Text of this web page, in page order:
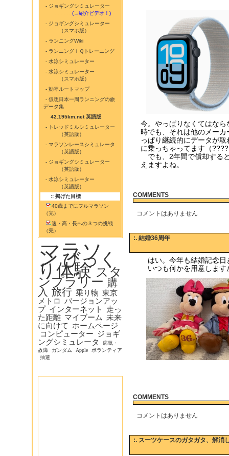
- ジョギングシミュレーター
(→紹介ビデオ！)
- ジョギングシミュレーター
（スマホ版）
- ランニングWiki
- ランニングＩＱトレーニング
- 水泳シミュレーター
- 水泳シミュレーター
（スマホ版）
- 効率ルートマップ
- 仮想日本一周ランニングの旅
データ集
42.195km.net 英語版
- トレッドミルシミュレーター
（英語版）
- マラソンレースシミュレータ
（英語版）
- ジョギングシミュレーター
（英語版）
- 水泳シミュレーター
（英語版）
:: 掲げた目標
40歳までにフルマラソン
（完）
速・高・長への３つの挑戦
（完）
マラソ
ン びっく
り体験 スタ
ンプラリー 購
入 旅行 乗り物 東京
メトロ バージョンアッ
プ インターネット
走っ
た距離 マイブーム 未来
に向けて
ホームページ
コンピューター ジョギ
ングシミュレータ
病気・
故障
ガンダム Apple
ボランティア
抽選
今。やっぱりなくてはな
時でも、それは他のメー
っぱり継続的にデータが
に乗っちゃってます（
でも、2年間で償却する
えますよね。
COMMENTS
コメントはありません
:. 結婚36周年
はい。今年も結婚記念日
いつも何かを用意します
COMMENTS
コメントはありません
:. スーツケースのガタガタ、解消